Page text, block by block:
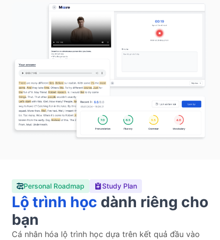
Personal Roadmap Study Plan
Lộ trình học dành riêng cho
bạn
Cá nhân hóa lộ trình học dựa trên kết quả đầu vào